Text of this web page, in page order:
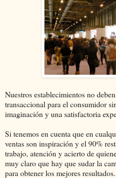
Nuestros establecimientos no
transaccional para el consumidor
imaginación y una satisfactoria
Si tenemos en cuenta que en
ventas son inspiración y el 90%
trabajo, atención y acierto de
muy claro que hay que sudar la
para obtener los mejores resultados.